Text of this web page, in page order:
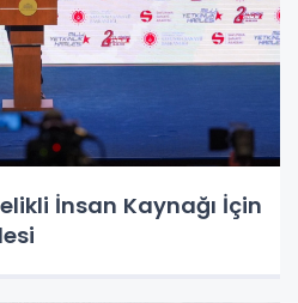
İnsan Kaynağı İçin